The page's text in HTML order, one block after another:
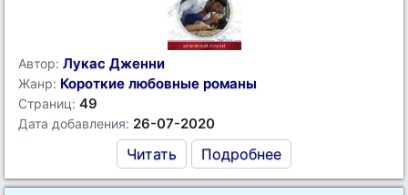
Автор: Лукас Дженни
Жанр: Короткие любовные романы
Страниц: 49
Дата добавления: 26-07-2020
Читать Подробнее